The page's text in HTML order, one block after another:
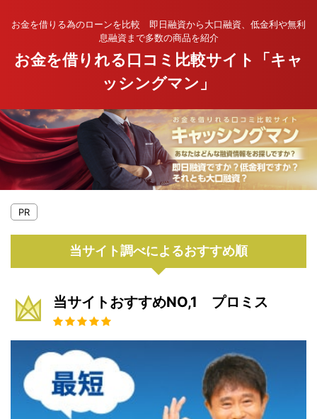
お金を借りる為のローンを比較 即日融資から大口融資、低金利や無利
息融資まで多数の商品を紹介
お金を借りれる口コミ比較サイト「キャ
ッシングマン」
PR
当サイト調べによるおすすめ順
当サイトおすすめNO,1 プロミス